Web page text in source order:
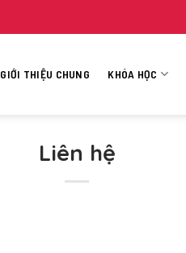
GIỚI THIỆU CHUNG KHÓA HỌC
Liên hệ